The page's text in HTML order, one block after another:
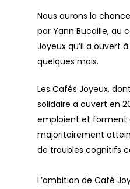
Nous aurons la
parYann Bucaille, au
Joyeux qu’il a ouvert
quelques mois.
Les Cafés Joyeux,
solidaire a ouvert en
emploient et forment
majoritairement
de troubles cognitifs
L’ambition de Café